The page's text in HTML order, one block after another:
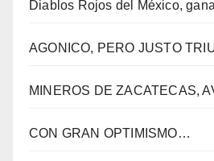
Diablos Rojos del México,
AGONICO, PERO JUSTO
MINEROS DE ZACATECAS,
CON GRAN OPTIMISMO…